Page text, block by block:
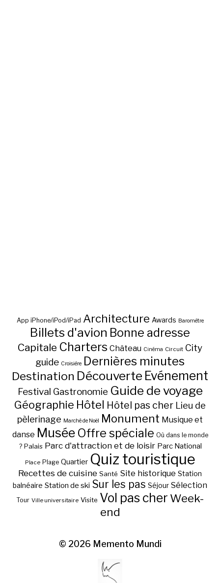
App iPhone/iPod/iPad Architecture Awards Baromètre
Billets d'avion Bonne adresse
Capitale Charters Château Cinéma Circuit City
guide Croisière Dernières minutes
Destination Découverte Evénement
Festival Gastronomie Guide de voyage
Géographie Hôtel Hôtel pas cher Lieu de
pèlerinage Marché de Noël Monument Musique et
danse Musée Offre spéciale Où dans le monde
? Palais Parc d'attraction et de loisir Parc National
Place Plage Quartier Quiz touristique
Recettes de cuisine Santé Site historique Station
balnéaire Station de ski Sur les pas Séjour Sélection
Tour Ville universitaire Visite Vol pas cher Week-
end
© 2026 Memento Mundi